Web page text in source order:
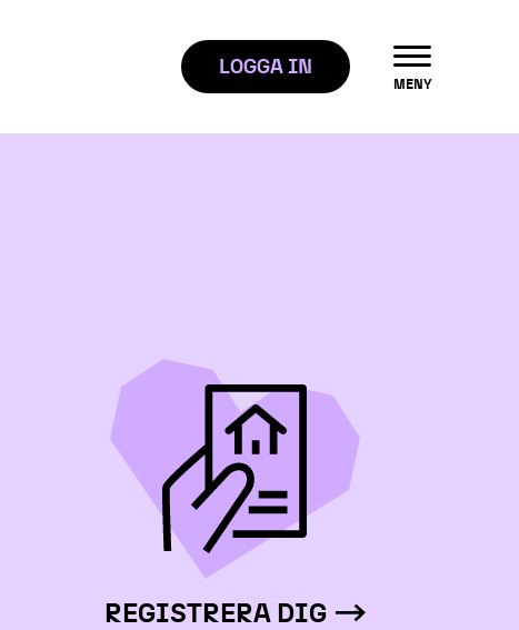
LOGGA IN
MENY
REGISTRERA DIG